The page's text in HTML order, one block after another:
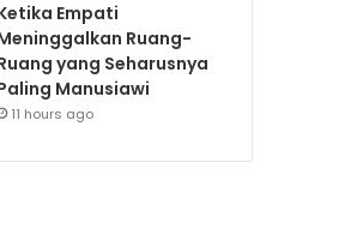
Empati
Ruang-
yang Seharusnya
Manusiawi
11 hours ago